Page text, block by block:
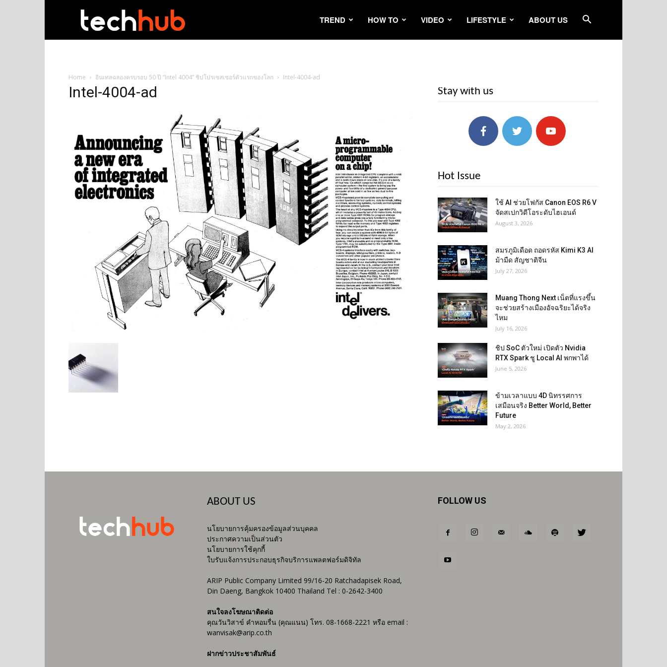
TREND HOW TO VIDEO LIFESTYLE ABOUT US
Home อินเทลฉลองครบรอบ 50 ปี “Intel 4004” ชิปโปรเซสเซอร์ตัวแรกของโลก Intel-4004-ad
Intel-4004-ad Stay with us
Hot Issue
ใช้ AI ช่วยโฟกัส Canon EOS R6 V
จัดสเปกวิดีโอระดับไฮเอนด์
August 3, 2026
สมรภูมิเดือด ถอดรหัส Kimi K3 AI
ม้ามืด สัญชาติจีน
July 27, 2026
Muang Thong Next เน็ตที่แรงขึ้น
จะช่วยสร้างเมืองอัจฉริยะได้จริง
ไหม
July 16, 2026
ชิป SoC ตัวใหม่ เปิดตัว Nvidia
RTX Spark ชู Local AI พกพาได้
June 5, 2026
ข้ามเวลาแบบ 4D นิทรรศการ
เสมือนจริง Better World, Better
Future
May 2, 2026
ABOUT US
นโยบายการคุ้มครองข้อมูลส่วนบุคคล
ประกาศความเป็นส่วนตัว
นโยบายการใช้คุกกี้
ใบรับแจ้งการประกอบธุรกิจบริการแพลตฟอร์มดิจิทัล
ARIP Public Company Limited 99/16-20 Ratchadapisek Road,
Din Daeng, Bangkok 10400 Thailand Tel : 0-2642-3400
สนใจลงโฆษณาติดต่อ
คุณวันวิสาข์ คำหอมรื่น (คุณแนน) โทร. 08-1668-2221 หรือ email :
wanvisak@arip.co.th
ฝากข่าวประชาสัมพันธ์
FOLLOW US